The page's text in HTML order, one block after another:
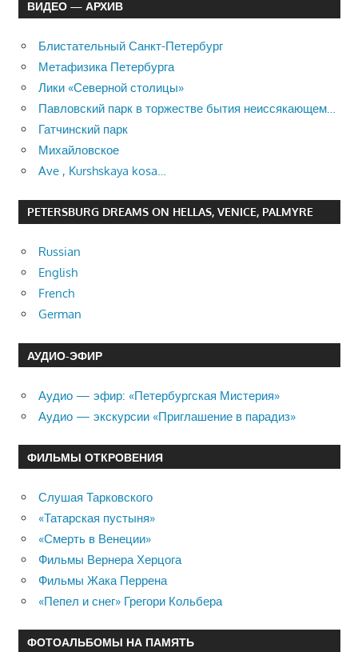
ВИДЕО — АРХИВ
Блистательный Санкт-Петербург
Метафизика Петербурга
Лики «Северной столицы»
Павловский парк в торжестве бытия неиссякающем…
Гатчинский парк
Михайловское
Ave , Kurshskaya kosa…
PETERSBURG DREAMS ON HELLAS, VENICE, PALMYRE
Russian
English
French
German
АУДИО-ЭФИР
Аудио — эфир: «Петербургская Мистерия»
Аудио — экскурсии «Приглашение в парадиз»
ФИЛЬМЫ ОТКРОВЕНИЯ
Слушая Тарковского
«Татарская пустыня»
«Смерть в Венеции»
Фильмы Вернера Херцога
Фильмы Жака Перрена
«Пепел и снег» Грегори Кольбера
ФОТОАЛЬБОМЫ НА ПАМЯТЬ